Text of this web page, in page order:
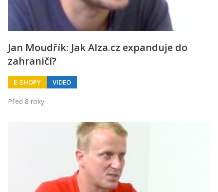
Jan Moudřík: Jak Alza.cz expanduje do
zahraničí?
E-SHOPY VIDEO
Před 8 roky